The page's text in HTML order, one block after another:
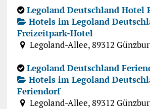
Legoland Deutschland Hotel
Hotels im Legoland
Freizeitpark-Hotel
Legoland-Allee, 89312
Legoland Deutschland
Hotels im Legoland
Feriendorf
Legoland-Allee, 89312